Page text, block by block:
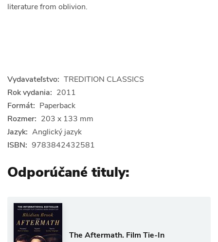
literature from oblivion.
Vydavateľstvo: TREDITION CLASSICS
Rok vydania: 2011
Formát: Paperback
Rozmer: 203 x 133 mm
Jazyk: Anglický jazyk
ISBN: 9783842432581
Odporúčané tituly:
The Aftermath. Film Tie-In